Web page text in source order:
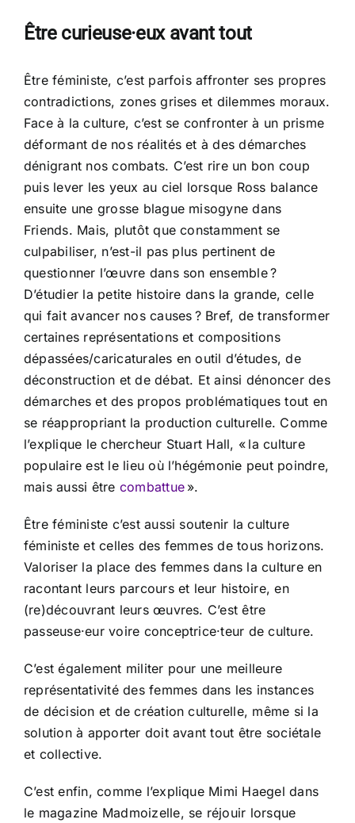
Être curieuse·eux avant tout
Être féministe, c’est parfois affronter ses propres
contradictions, zones grises et dilemmes moraux.
Face à la culture, c’est se confronter à un prisme
déformant de nos réalités et à des démarches
dénigrant nos combats. C’est rire un bon coup
puis lever les yeux au ciel lorsque Ross balance
ensuite une grosse blague misogyne dans
Friends. Mais, plutôt que constamment se
culpabiliser, n’est-il pas plus pertinent de
questionner l’œuvre dans son ensemble ?
D’étudier la petite histoire dans la grande, celle
qui fait avancer nos causes ? Bref, de transformer
certaines représentations et compositions
dépassées/caricaturales en outil d’études, de
déconstruction et de débat. Et ainsi dénoncer des
démarches et des propos problématiques tout en
se réappropriant la production culturelle. Comme
l’explique le chercheur Stuart Hall, « la culture
populaire est le lieu où l’hégémonie peut poindre,
mais aussi être combattue ».
Être féministe c’est aussi soutenir la culture
féministe et celles des femmes de tous horizons.
Valoriser la place des femmes dans la culture en
racontant leurs parcours et leur histoire, en
(re)découvrant leurs œuvres. C’est être
passeuse·eur voire conceptrice·teur de culture.
C’est également militer pour une meilleure
représentativité des femmes dans les instances
de décision et de création culturelle, même si la
solution à apporter doit avant tout être sociétale
et collective.
C’est enfin, comme l’explique Mimi Haegel dans
le magazine Madmoizelle, se réjouir lorsque